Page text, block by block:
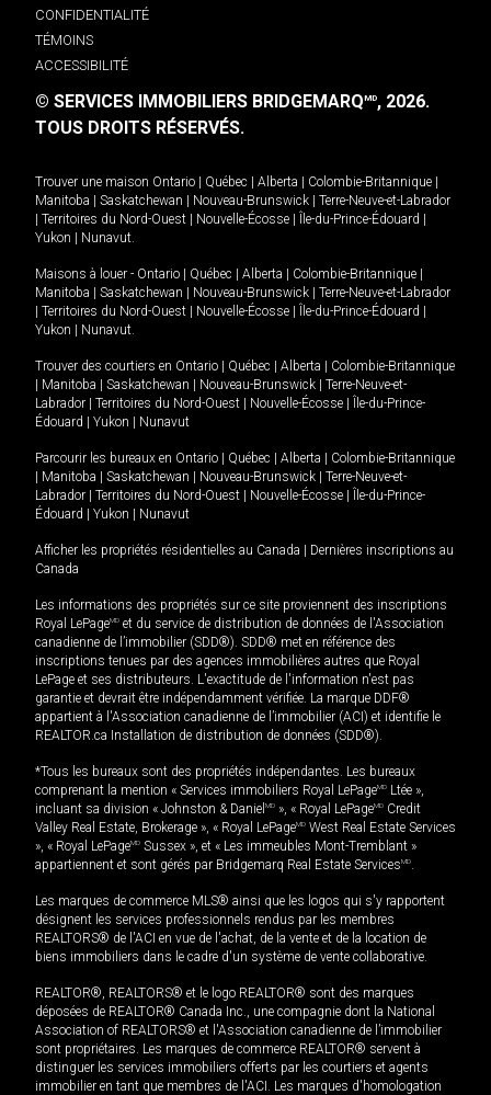
CONFIDENTIALITÉ
TÉMOINS
ACCESSIBILITÉ
© SERVICES IMMOBILIERS BRIDGEMARQMD, 2026.
TOUS DROITS RÉSERVÉS.
Trouver une maison Ontario Québec Alberta Colombie-Britannique
Manitoba
Saskatchewan Nouveau-Brunswick
Terre-Neuve-et-Labrador
Territoires du Nord-Ouest Nouvelle-Écosse Île-du-Prince-Édouard
Yukon
Nunavut.
Maisons à louer - Ontario Québec Alberta Colombie-Britannique
Manitoba
Saskatchewan Nouveau-Brunswick
Terre-Neuve-et-Labrador
Territoires du Nord-Ouest Nouvelle-Écosse Île-du-Prince-Édouard
Yukon
Nunavut.
Trouver des courtiers en Ontario Québec Alberta
Colombie-Britannique
Manitoba Saskatchewan Nouveau-Brunswick
Terre-Neuve-et-
Labrador
Territoires du Nord-Ouest Nouvelle-Écosse
Île-du-Prince-
Édouard
Yukon Nunavut
Parcourir les bureaux en Ontario Québec Alberta
Colombie-Britannique
Manitoba Saskatchewan Nouveau-Brunswick
Terre-Neuve-et-
Labrador
Territoires du Nord-Ouest Nouvelle-Écosse
Île-du-Prince-
Édouard
Yukon Nunavut
Afficher les propriétés résidentielles au Canada
Dernières inscriptions au
Canada
Les informations des propriétés sur ce site proviennent des inscriptions
Royal LePageMD et du service de distribution de données de l'Association
canadienne de l’immobilier (SDD®). SDD® met en référence des
inscriptions tenues par des agences immobilières autres que Royal
LePage et ses distributeurs. L'exactitude de l'information n'est pas
garantie et devrait être indépendamment vérifiée. La marque DDF®
appartient à l'Association canadienne de l’immobilier (ACI) et identifie le
REALTOR.ca Installation de distribution de données (SDD®).
*Tous les bureaux sont des propriétés indépendantes. Les bureaux
comprenant la mention « Services immobiliers Royal LePageMD Ltée »,
incluant sa division « Johnston & Daniel MD », « Royal LePageMD Credit
Valley Real Estate, Brokerage », « Royal LePageMD West Real Estate Services
», « Royal LePageMD Sussex », et « Les immeubles Mont-Tremblant »
appartiennent et sont gérés par Bridgemarq Real Estate ServicesMD.
Les marques de commerce MLS® ainsi que les logos qui s'y rapportent
désignent les services professionnels rendus par les membres
REALTORS® de l'ACI en vue de l'achat, de la vente et de la location de
biens immobiliers dans le cadre d'un système de vente collaborative.
REALTOR®, REALTORS® et le logo REALTOR® sont des marques
déposées de REALTOR® Canada Inc., une compagnie dont la National
Association of REALTORS® et l'Association canadienne de l’immobilier
sont propriétaires. Les marques de commerce REALTOR® servent à
distinguer les services immobiliers offerts par les courtiers et agents
immobilier en tant que membres de l'ACI. Les marques d'homologation